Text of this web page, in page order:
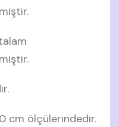
cm ölçülerindedir.